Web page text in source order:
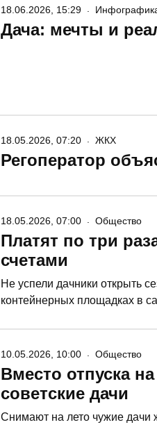
Дача: мечты и
18.06.2026, 15:29
Регоператор
18.05.2026, 07:20 ЖКХ
Платят по три
счетами
Не успели дачники открыть
контейнерных площадках в
за вывоз мусора в городе
18.05.2026, 07:00 Общество
Вместо отпуска
советские дачи
Снимают на лето чужие дачи
10.05.2026, 10:00 Общество